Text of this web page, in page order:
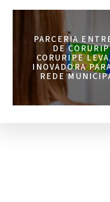
PARCERIA
DE
CORURIPE
INOVADORA
REDE